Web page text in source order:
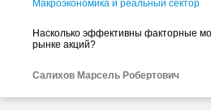
Макроэкономика и реальный сектор
Насколько эффективны факторные
рынке акций?
Салихов Марсель Робертович